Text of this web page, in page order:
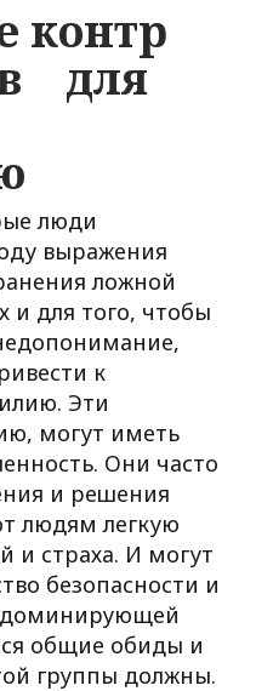
контр
для
люди
выражения
ложной
и для того, чтобы
к
Эти
могут иметь
Они часто
и решения
людям легкую
и страха. И могут
безопасности и
доминирующей
общие обиды и
группы должны.